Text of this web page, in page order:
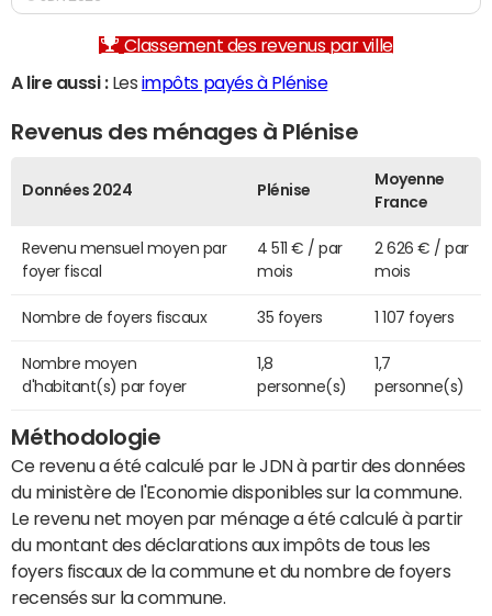
Classement des revenus par ville
A lire aussi :Les impôts payés à Plénise
Revenus des ménages à Plénise
Données 2024 Plénise
Moyenne
France
Revenu mensuel moyen par
foyer fiscal
4 511 € / par
mois
2 626 € / par
mois
Nombre de foyers fiscaux 35 foyers 1 107 foyers
Nombre moyen
d'habitant(s) par foyer
1,8
personne(s)
1,7
personne(s)
Méthodologie
Ce revenu a été calculé par le JDN à partir des données
du ministère de l'Economie disponibles sur la commune.
Le revenu net moyen par ménage a été calculé à partir
du montant des déclarations aux impôts de tous les
foyers fiscaux de la commune et du nombre de foyers
recensés sur la commune.